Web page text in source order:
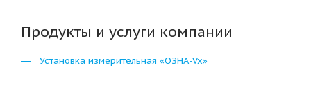
Продукты и услуги компании
Установка измерительная «ОЗНА-Vx»